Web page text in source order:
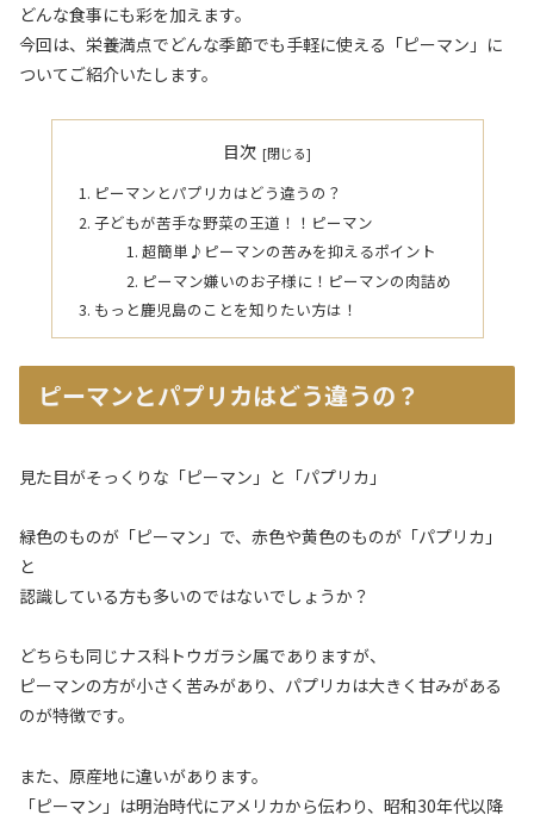
どんな食事にも彩を加えます。
今回は、栄養満点でどんな季節でも手軽に使える「ピーマン」に
ついてご紹介いたします。
目次
ピーマンとパプリカはどう違うの？
子どもが苦手な野菜の王道！！ピーマン
超簡単♪ピーマンの苦みを抑えるポイント
ピーマン嫌いのお子様に！ピーマンの肉詰め
もっと鹿児島のことを知りたい方は！
ピーマンとパプリカはどう違うの？
見た目がそっくりな「ピーマン」と「パプリカ」
緑色のものが「ピーマン」で、赤色や黄色のものが「パプリカ」
と
認識している方も多いのではないでしょうか？
どちらも同じナス科トウガラシ属でありますが、
ピーマンの方が小さく苦みがあり、パプリカは大きく甘みがある
のが特徴です。
また、原産地に違いがあります。
「ピーマン」は明治時代にアメリカから伝わり、昭和30年代以降